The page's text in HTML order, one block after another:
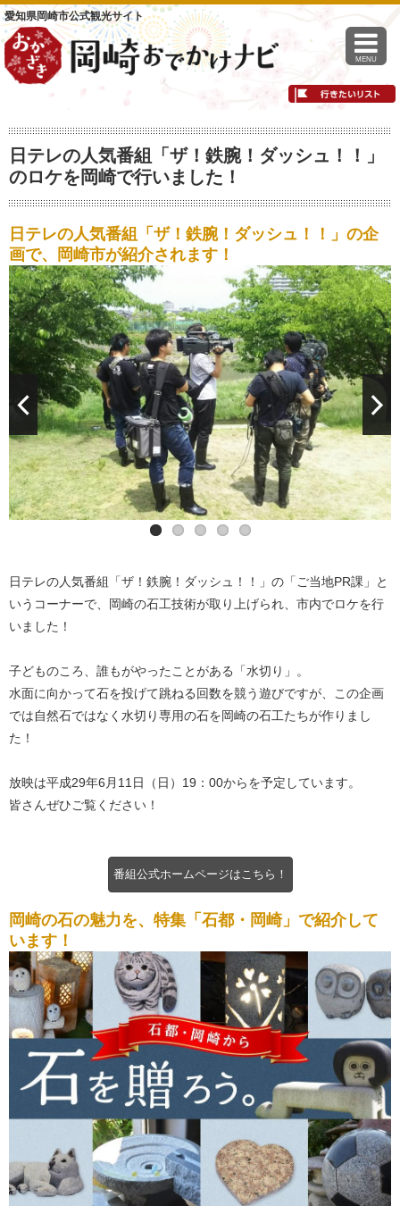
愛知県岡崎市公式観光サイト
MENU
日テレの人気番組「ザ！鉄腕！ダッシュ！！」
のロケを岡崎で行いました！
日テレの人気番組「ザ！鉄腕！ダッシュ！！」の企
画で、岡崎市が紹介されます！
日テレの人気番組「ザ！鉄腕！ダッシュ！！」の「ご当地PR課」と
いうコーナーで、岡崎の石工技術が取り上げられ、市内でロケを行
いました！
子どものころ、誰もがやったことがある「水切り」。
水面に向かって石を投げて跳ねる回数を競う遊びですが、この企画
では自然石ではなく水切り専用の石を岡崎の石工たちが作りまし
た！
放映は平成29年6月11日（日）19：00からを予定しています。
皆さんぜひご覧ください！
番組公式ホームページはこちら！
岡崎の石の魅力を、特集「石都・岡崎」で紹介して
います！